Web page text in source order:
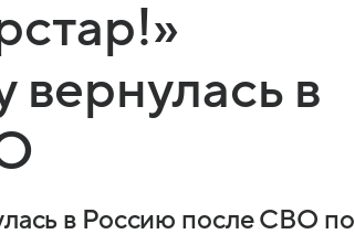
вернулась в
в Россию после СВО по